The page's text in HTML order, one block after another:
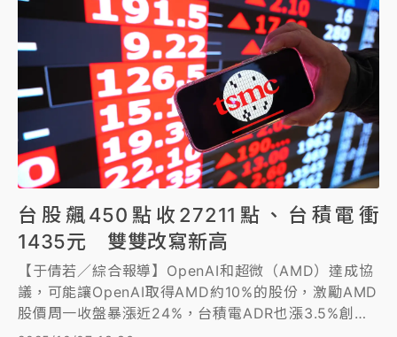
台股飆450點收27211點、台積電衝
1435元 雙雙改寫新高
【于倩若／綜合報導】OpenAI和超微（AMD）達成協
議，可能讓OpenAI取得AMD約10%的股份，激勵AMD
股價周一收盤暴漲近24%，台積電ADR也漲3.5%創新